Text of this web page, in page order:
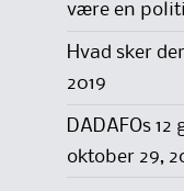
være en
Hvad sker
2019
DADAFOs
oktober 29,